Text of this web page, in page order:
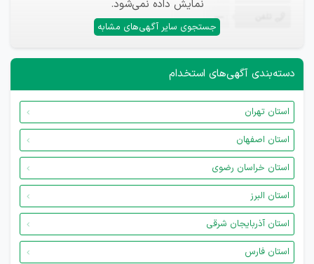
نمایش داده نمی‌شود.
جستجوی سایر آگهی‌های مشابه
—
دسته‌بندی آگهی‌های استخدام
استان تهران
استان اصفهان
استان خراسان رضوی
استان البرز
استان آذربایجان شرقی
استان فارس